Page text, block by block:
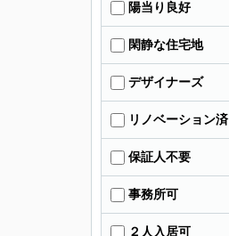
陽当り良好
閑静な住宅地
デザイナーズ
リノベーション済
保証人不要
事務所可
２人入居可